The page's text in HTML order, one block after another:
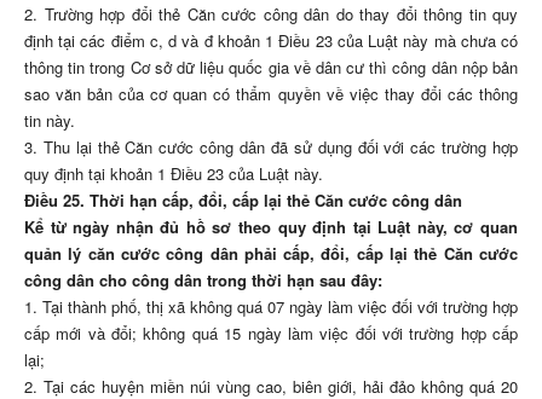
2. Trường hợp đổi thẻ Căn cước công dân do thay đổi thông tin quy
định tại các điểm c, d và đ khoản 1 Điều 23 của Luật này mà chưa có
thông tin trong Cơ sở dữ liệu quốc gia về dân cư thì công dân nộp bản
sao văn bản của cơ quan có thẩm quyền về việc thay đổi các thông
tin này.
3. Thu lại thẻ Căn cước công dân đã sử dụng đối với các trường hợp
quy định tại khoản 1 Điều 23 của Luật này.
Điều 25. Thời hạn cấp, đổi, cấp lại thẻ Căn cước công dân
Kể từ ngày nhận đủ hồ sơ theo quy định tại Luật này, cơ quan
quản lý căn cước công dân phải cấp, đổi, cấp lại thẻ Căn cước
công dân cho công dân trong thời hạn sau đây:
1. Tại thành phố, thị xã không quá 07 ngày làm việc đối với trường hợp
cấp mới và đổi; không quá 15 ngày làm việc đối với trường hợp cấp
lại;
2. Tại các huyện miền núi vùng cao, biên giới, hải đảo không quá 20